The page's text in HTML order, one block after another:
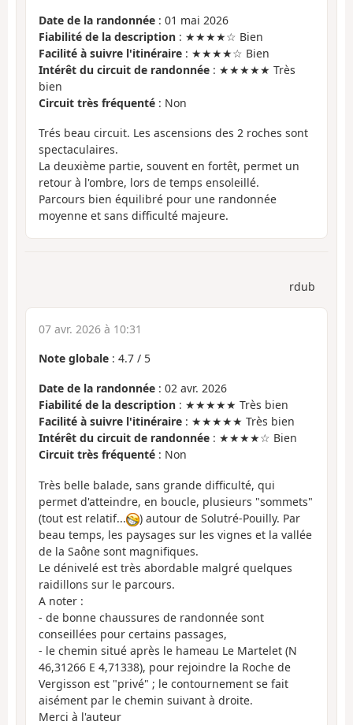
Date de la randonnée : 01 mai 2026
Fiabilité de la description : ★★★★☆ Bien
Facilité à suivre l'itinéraire : ★★★★☆ Bien
Intérêt du circuit de randonnée : ★★★★★ Très
bien
Circuit très fréquenté : Non
Trés beau circuit. Les ascensions des 2 roches sont
spectaculaires.
La deuxième partie, souvent en fortêt, permet un
retour à l'ombre, lors de temps ensoleillé.
Parcours bien équilibré pour une randonnée
moyenne et sans difficulté majeure.
rdub
07 avr. 2026 à 10:31
Note globale : 4.7 / 5
Date de la randonnée : 02 avr. 2026
Fiabilité de la description : ★★★★★ Très bien
Facilité à suivre l'itinéraire : ★★★★★ Très bien
Intérêt du circuit de randonnée : ★★★★☆ Bien
Circuit très fréquenté : Non
Très belle balade, sans grande difficulté, qui
permet d'atteindre, en boucle, plusieurs "sommets"
(tout est relatif...
) autour de Solutré-Pouilly. Par
beau temps, les paysages sur les vignes et la vallée
de la Saône sont magnifiques.
Le dénivelé est très abordable malgré quelques
raidillons sur le parcours.
A noter :
- de bonne chaussures de randonnée sont
conseillées pour certains passages,
- le chemin situé après le hameau Le Martelet (N
46,31266 E 4,71338), pour rejoindre la Roche de
Vergisson est "privé" ; le contournement se fait
aisément par le chemin suivant à droite.
Merci à l'auteur